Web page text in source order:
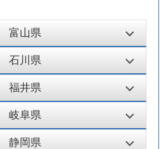
富山県
石川県
福井県
岐阜県
静岡県